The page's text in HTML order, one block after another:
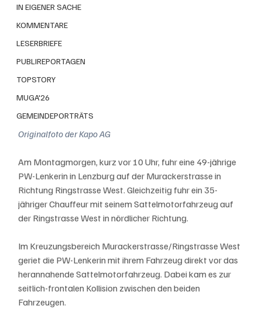
IN EIGENER SACHE
KOMMENTARE
LESERBRIEFE
PUBLIREPORTAGEN
TOPSTORY
MUGA'26
GEMEINDEPORTRÄTS
Originalfoto der Kapo AG
Am Montagmorgen, kurz vor 10 Uhr, fuhr eine 49-jährige
PW-Lenkerin in Lenzburg auf der Murackerstrasse in
Richtung Ringstrasse West. Gleichzeitig fuhr ein 35-
jähriger Chauffeur mit seinem Sattelmotorfahrzeug auf
der Ringstrasse West in nördlicher Richtung.
Im Kreuzungsbereich Murackerstrasse/Ringstrasse West
geriet die PW-Lenkerin mit ihrem Fahrzeug direkt vor das
herannahende Sattelmotorfahrzeug. Dabei kam es zur
seitlich-frontalen Kollision zwischen den beiden
Fahrzeugen.